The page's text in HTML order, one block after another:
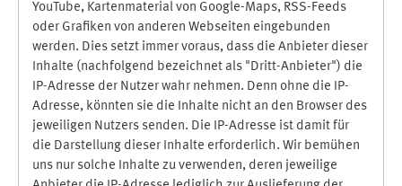
YouTube, Kartenmaterial von Google-Maps, RSS-Feeds
oder Grafiken von anderen Webseiten eingebunden
werden. Dies setzt immer voraus, dass die Anbieter dieser
Inhalte (nachfolgend bezeichnet als "Dritt-Anbieter") die
IP-Adresse der Nutzer wahr nehmen. Denn ohne die IP-
Adresse, könnten sie die Inhalte nicht an den Browser des
jeweiligen Nutzers senden. Die IP-Adresse ist damit für
die Darstellung dieser Inhalte erforderlich. Wir bemühen
uns nur solche Inhalte zu verwenden, deren jeweilige